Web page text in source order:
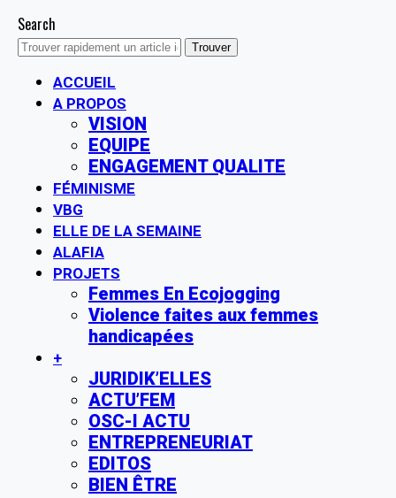
Search
ACCUEIL
A PROPOS
VISION
EQUIPE
ENGAGEMENT QUALITE
FÉMINISME
VBG
ELLE DE LA SEMAINE
ALAFIA
PROJETS
Femmes En Ecojogging
Violence faites aux femmes
handicapées
+
JURIDIK’ELLES
ACTU’FEM
OSC-I ACTU
ENTREPRENEURIAT
EDITOS
BIEN ÊTRE